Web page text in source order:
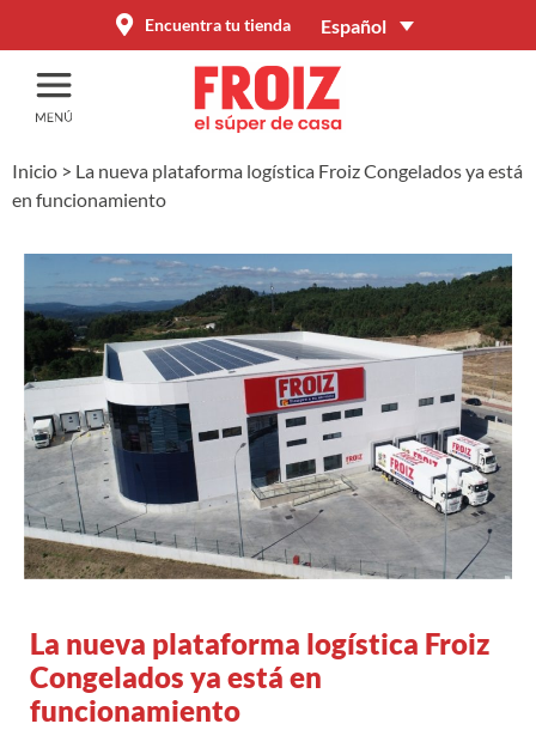
Encuentra tu tienda Español
Inicio > La nueva plataforma logística Froiz Congelados ya está
en funcionamiento
La nueva plataforma logística Froiz
Congelados ya está en
funcionamiento